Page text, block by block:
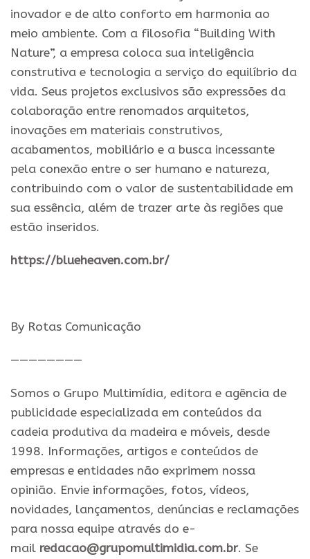
inovador e de alto conforto em harmonia ao
meio ambiente. Com a filosofia “Building With
Nature”, a empresa coloca sua inteligência
construtiva e tecnologia a serviço do equilíbrio da
vida. Seus projetos exclusivos são expressões da
colaboração entre renomados arquitetos,
inovações em materiais construtivos,
acabamentos, mobiliário e a busca incessante
pela conexão entre o ser humano e natureza,
contribuindo com o valor de sustentabilidade em
sua essência, além de trazer arte às regiões que
estão inseridos.
https://blueheaven.com.br/
By Rotas Comunicação
————————
Somos o Grupo Multimídia, editora e agência de
publicidade especializada em conteúdos da
cadeia produtiva da madeira e móveis, desde
1998. Informações, artigos e conteúdos de
empresas e entidades não exprimem nossa
opinião. Envie informações, fotos, vídeos,
novidades, lançamentos, denúncias e reclamações
para nossa equipe através do e-
mail redacao@grupomultimidia.com.br. Se